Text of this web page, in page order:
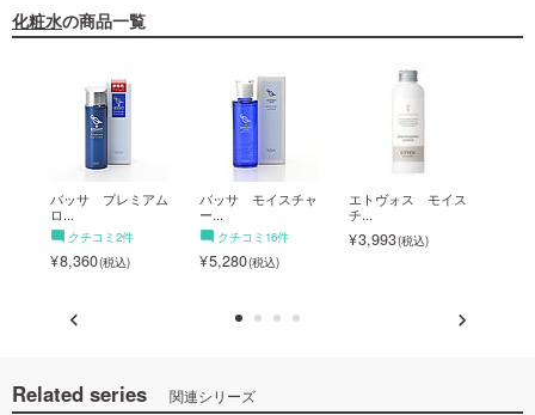
(3個入り...
用パフ
770
化粧水の商品一覧
バッサ プレミアム
ロ...
クチコミ2件
8,360
バッサ モイスチャ
ー...
クチコミ16件
5,280
エトヴォス モイス
チ...
3,993
Related series 関連シリーズ